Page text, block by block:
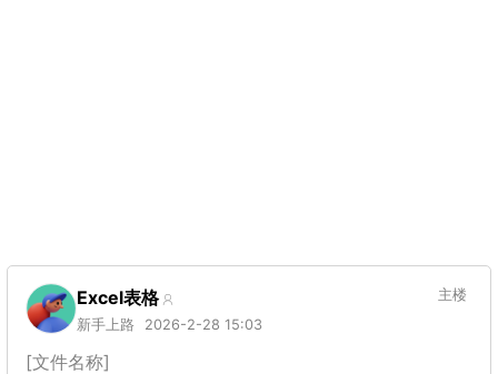
Excel表格
新手上路 2026-2-28 15:03
主楼
[文件名称]